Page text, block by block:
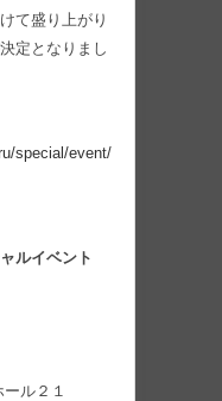
て盛り上がり
定となりまし
special/event/
ルイベント
ル２１